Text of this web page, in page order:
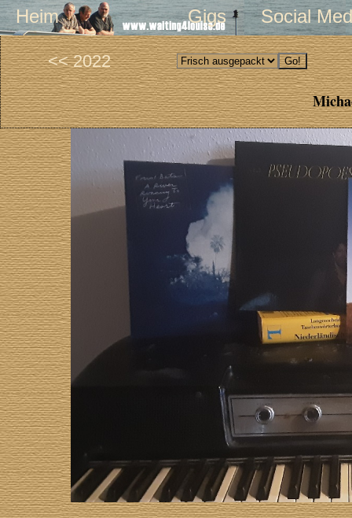
Heim Gigs Social
<< 2022